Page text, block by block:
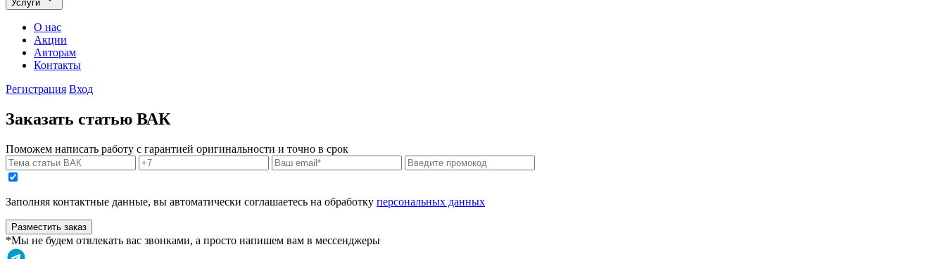
Услуги
О нас
Акции
Авторам
Контакты
Регистрация Вход
Заказать статью ВАК
Поможем написать работу с гарантией оригинальности и точно в срок
Заполняя контактные данные, вы автоматически соглашаетесь на обработку персональных данных
Разместить заказ
*Мы не будем отвлекать вас звонками, а просто напишем вам в мессенджеры